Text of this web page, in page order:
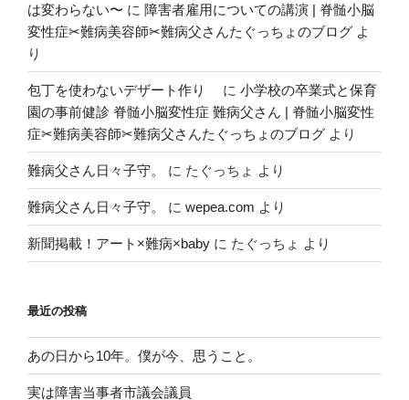
は変わらない〜 に 障害者雇用についての講演 | 脊髄小脳
変性症✂︎難病美容師✂︎難病父さんたぐっちょのブログ よ
り
包丁を使わないデザート作り に 小学校の卒業式と保育
園の事前健診 脊髄小脳変性症 難病父さん | 脊髄小脳変性
症✂︎難病美容師✂︎難病父さんたぐっちょのブログ より
難病父さん日々子守。 に たぐっちょ より
難病父さん日々子守。 に wepea.com より
新聞掲載！アート×難病×baby に たぐっちょ より
最近の投稿
あの日から10年。僕が今、思うこと。
実は障害当事者市議会議員